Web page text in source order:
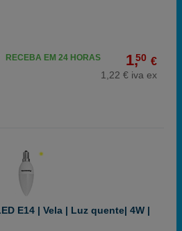
1,50 €
1,22 € iva ex
RECEBA EM 24 HORAS
E14 | Vela | Luz quente| 4W |